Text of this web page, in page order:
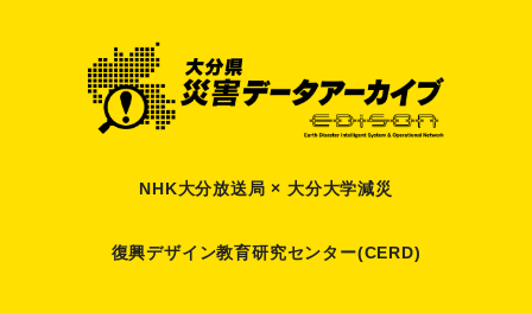
NHK大分放送局 × 大分大学減災
復興デザイン教育研究センター(CERD)